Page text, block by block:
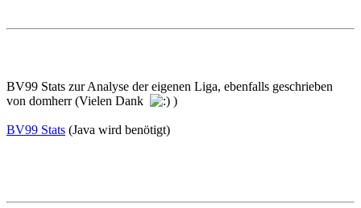
BV99 Stats zur Analyse der eigenen Liga, ebenfalls geschrieben
von domherr (Vielen Dank
)
BV99 Stats (Java wird benötigt)